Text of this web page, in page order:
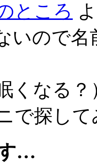
ところ
いので
くなる
で探し
…